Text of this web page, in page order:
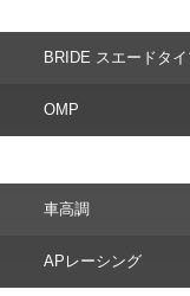
BRIDE スエードタ
OMP
車高調
APレーシング